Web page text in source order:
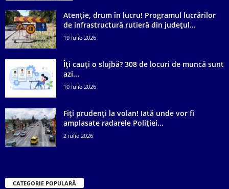
Atenție, drum în lucru! Programul lucrărilor
de infrastructură rutieră din județul...
19 iulie 2026
Îți cauți o slujbă? 308 de locuri de muncă sunt
azi...
10 iulie 2026
Fiți prudenți la volan! Iată unde vor fi
amplasate radarele Poliției...
2 iulie 2026
CATEGORIE POPULARĂ